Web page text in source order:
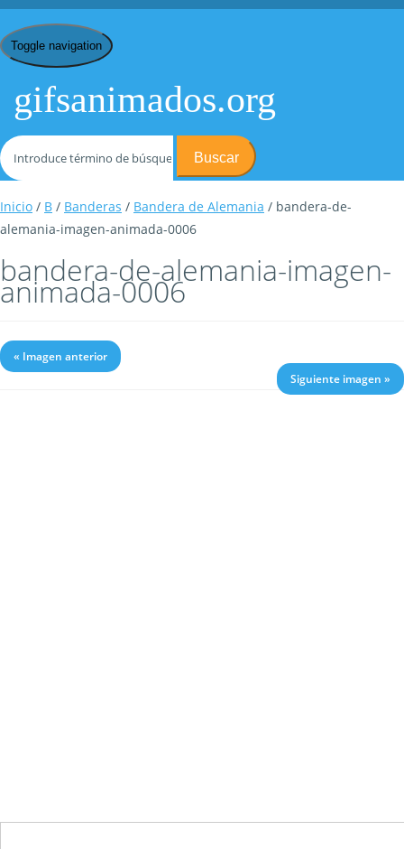
Toggle navigation
gifsanimados.org
Buscar
Inicio / B / Banderas / Bandera de Alemania / bandera-de-
alemania-imagen-animada-0006
bandera-de-alemania-imagen-
animada-0006
« Imagen anterior
Siguiente imagen »